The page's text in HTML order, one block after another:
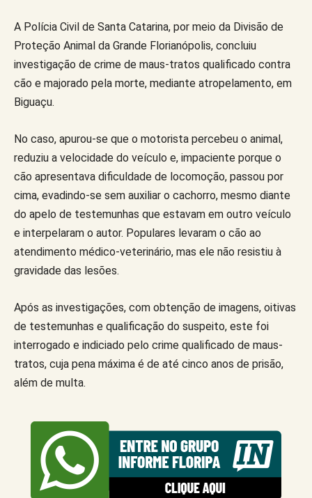
A Polícia Civil de Santa Catarina, por meio da Divisão de
Proteção Animal da Grande Florianópolis, concluiu
investigação de crime de maus-tratos qualificado contra
cão e majorado pela morte, mediante atropelamento, em
Biguaçu.
No caso, apurou-se que o motorista percebeu o animal,
reduziu a velocidade do veículo e, impaciente porque o
cão apresentava dificuldade de locomoção, passou por
cima, evadindo-se sem auxiliar o cachorro, mesmo diante
do apelo de testemunhas que estavam em outro veículo
e interpelaram o autor. Populares levaram o cão ao
atendimento médico-veterinário, mas ele não resistiu à
gravidade das lesões.
Após as investigações, com obtenção de imagens, oitivas
de testemunhas e qualificação do suspeito, este foi
interrogado e indiciado pelo crime qualificado de maus-
tratos, cuja pena máxima é de até cinco anos de prisão,
além de multa.